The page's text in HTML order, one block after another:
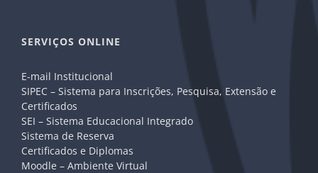
SERVIÇOS ONLINE
E-mail Institucional
SIPEC – Sistema para Inscrições, Pesquisa, Extensão e
Certificados
SEI – Sistema Educacional Integrado
Sistema de Reserva
Certificados e Diplomas
Moodle – Ambiente Virtual